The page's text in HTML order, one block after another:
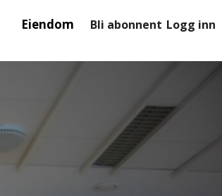
Eiendom Bli abonnent Logg inn